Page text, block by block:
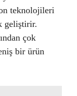
teknolojileri
geliştirir.
çok
bir ürün